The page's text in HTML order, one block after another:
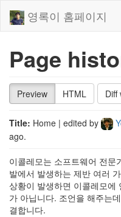
영록이 홈페이지
Page
Preview HTML Diff
Title: Home | edited by
ago.
이콜레모는 소프트웨어 전문
발에서 발생하는 제반 여러
상황이 발생하면 이콜레모에
가 아닙니다. 조언을 해주는
결합니다.